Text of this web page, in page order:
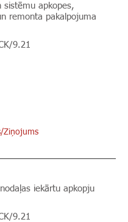
sistēmu apkopes,
remonta pakalpojuma
9.21
Ziņojums
iekārtu apkopju
9.21